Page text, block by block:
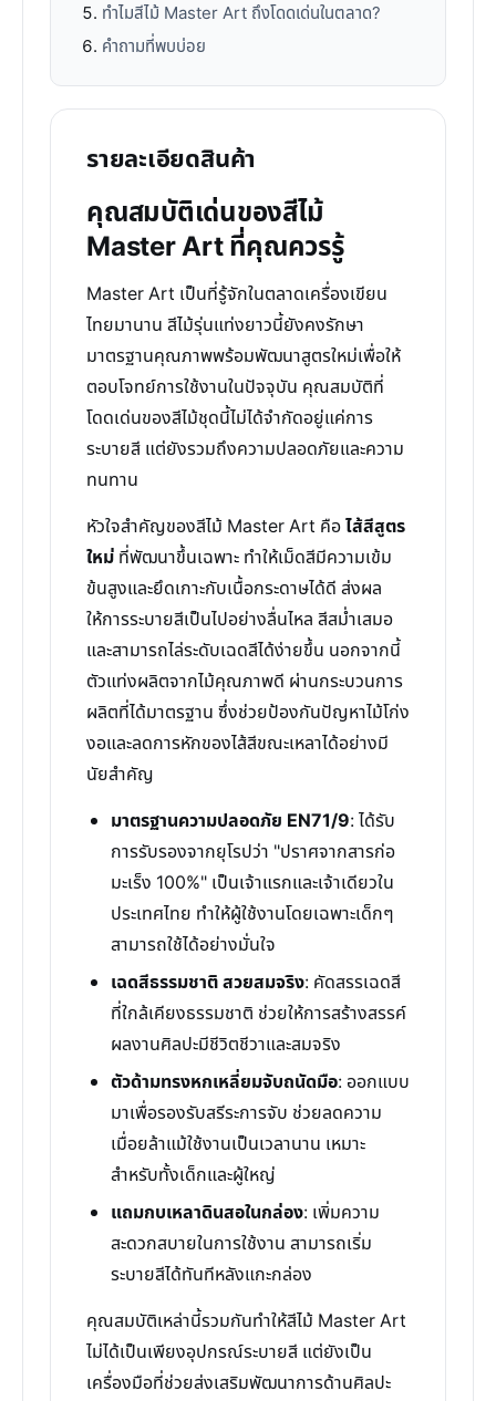
ทำไมสีไม้ Master Art ถึงโดดเด่นในตลาด?
คำถามที่พบบ่อย
รายละเอียดสินค้า
คุณสมบัติเด่นของสีไม้
Master Art ที่คุณควรรู้
Master Art เป็นที่รู้จักในตลาดเครื่องเขียน
ไทยมานาน สีไม้รุ่นแท่งยาวนี้ยังคงรักษา
มาตรฐานคุณภาพพร้อมพัฒนาสูตรใหม่เพื่อให้
ตอบโจทย์การใช้งานในปัจจุบัน คุณสมบัติที่
โดดเด่นของสีไม้ชุดนี้ไม่ได้จำกัดอยู่แค่การ
ระบายสี แต่ยังรวมถึงความปลอดภัยและความ
ทนทาน
หัวใจสำคัญของสีไม้ Master Art คือไส้สีสูตร
ใหม่ ที่พัฒนาขึ้นเฉพาะ ทำให้เม็ดสีมีความเข้ม
ข้นสูงและยึดเกาะกับเนื้อกระดาษได้ดี ส่งผล
ให้การระบายสีเป็นไปอย่างลื่นไหล สีสม่ำเสมอ
และสามารถไล่ระดับเฉดสีได้ง่ายขึ้น นอกจากนี้
ตัวแท่งผลิตจากไม้คุณภาพดี ผ่านกระบวนการ
ผลิตที่ได้มาตรฐาน ซึ่งช่วยป้องกันปัญหาไม้โก่ง
งอและลดการหักของไส้สีขณะเหลาได้อย่างมี
นัยสำคัญ
มาตรฐานความปลอดภัย EN71/9: ได้รับ
การรับรองจากยุโรปว่า "ปราศจากสารก่อ
มะเร็ง 100%" เป็นเจ้าแรกและเจ้าเดียวใน
ประเทศไทย ทำให้ผู้ใช้งานโดยเฉพาะเด็กๆ
สามารถใช้ได้อย่างมั่นใจ
เฉดสีธรรมชาติ สวยสมจริง: คัดสรรเฉดสี
ที่ใกล้เคียงธรรมชาติ ช่วยให้การสร้างสรรค์
ผลงานศิลปะมีชีวิตชีวาและสมจริง
ตัวด้ามทรงหกเหลี่ยมจับถนัดมือ: ออกแบบ
มาเพื่อรองรับสรีระการจับ ช่วยลดความ
เมื่อยล้าแม้ใช้งานเป็นเวลานาน เหมาะ
สำหรับทั้งเด็กและผู้ใหญ่
แถมกบเหลาดินสอในกล่อง: เพิ่มความ
สะดวกสบายในการใช้งาน สามารถเริ่ม
ระบายสีได้ทันทีหลังแกะกล่อง
คุณสมบัติเหล่านี้รวมกันทำให้สีไม้ Master Art
ไม่ได้เป็นเพียงอุปกรณ์ระบายสี แต่ยังเป็น
เครื่องมือที่ช่วยส่งเสริมพัฒนาการด้านศิลปะ